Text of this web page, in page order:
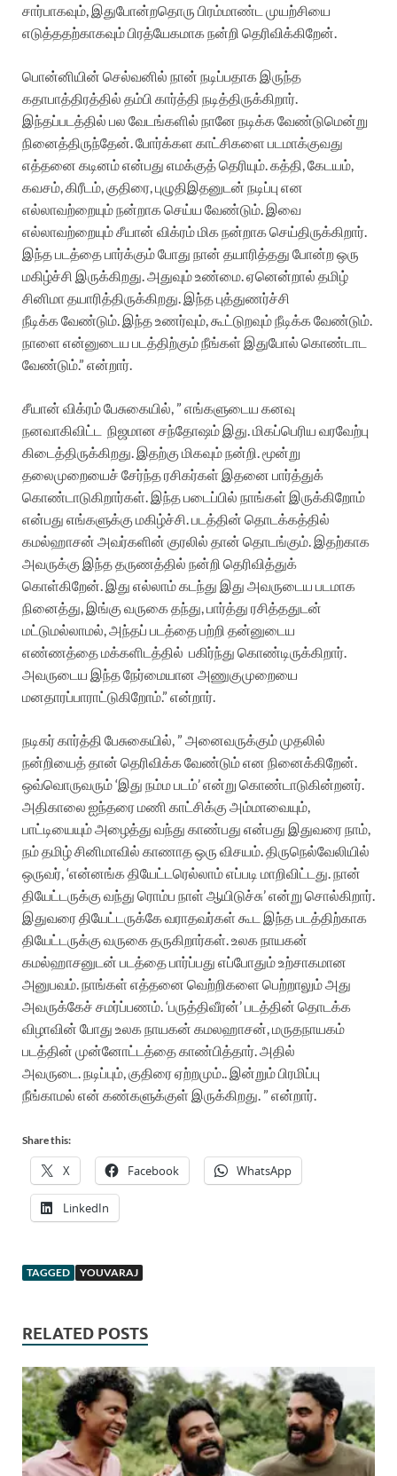
சார்பாகவும் இதுபோன்றதொரு பிரம்மாண்ட முயற்சியை
எடுத்ததற்காகவும்பிரத்யேகமாகநன்றி தெரிவிக்கிறேன்
பொன்னியின் செல்வனில் நான் நடிப்பதாக இருந்த
கதாபாத்திரத்தில் தம்பி கார்த்தி நடித்திருக்கிறார்
இந்தப்படத்தில் பல வேடங்களில் நானே நடிக்கவேண்டுமென்று
நினைத்திருந்தேன் போர்க்கள காட்சிகளை படமாக்குவது
எத்தனை கடினம்என்பது எமக்குத்தெரியும் கத்தி கேடயம்
கவசம் கிரீடம் குதிரை புழுதிஇதனுடன் நடிப்பு என
எல்லாவற்றையும்நன்றாகசெய்ய வேண்டும் இவை
எல்லாவற்றையும்சீயான் விக்ரம்மிகநன்றாகசெய்திருக்கிறார்
இந்தபடத்தைபார்க்கும்போது நான் தயாரித்தது போன்றஒரு
மகிழ்ச்சி இருக்கிறது அதுவும்உண்மை ஏனென்றால் தமிழ்
சினிமாதயாரித்திருக்கிறது இந்தபுத்துணர்ச்சி
நீடிக்கவேண்டும் இந்தஉணர்வும் கூட்டுறவும்நீடிக்கவேண்டும்
நாளை என்னுடைய படத்திற்கும்நீங்கள் இதுபோல் கொண்டாட
வேண்டும்.” என்றார்
சீயான் விக்ரம்பேசுகையில் , ” எங்களுடைய கனவு
நனவாகிவிட்ட
நிஜமான சந்தோஷம் இது மிகப்பெரிய வரவேற்பு
கிடைத்திருக்கிறது இதற்கு மிகவும்நன்றி மூன்று
தலைமுறையைச் சேர்ந்தரசிகர்கள் இதனை பார்த்துக்
கொண்டாடுகிறார்கள் இந்தபடைப்பில் நாங்கள் இருக்கிறோம்
என்பது எங்களுக்கு மகிழ்ச்சி படத்தின் தொடக்கத்தில்
கமல்ஹாசன் அவர்களின் குரலில் தான் தொடங்கும் இதற்காக
அவருக்கு இந்ததருணத்தில் நன்றி தெரிவித்துக்
கொள்கிறேன் இது எல்லாம்கடந்து இது அவருடைய படமாக
நினைத்து இங்கு வருகைதந்து பார்த்து ரசித்ததுடன்
மட்டுமல்லாமல் அந்தப் படத்தைபற்றி தன்னுடைய
எண்ணத்தைமக்களிடத்தில் பகிர்ந்து கொண்டிருக்கிறார்
அவருடைய இந்தநேர்மையான அணுகுமுறையை
மனதாரப்பாராட்டுகிறோம்.” என்றார்
நடிகர்கார்த்தி பேசுகையில் , ” அனைவருக்கும்முதலில்
நன்றியைத்தான் தெரிவிக்கவேண்டும்என நினைக்கிறேன்
ஒவ்வொருவரும்‘இது நம்மபடம்’என்று கொண்டாடுகின்றனர்
அதிகாலை ஐந்தரைமணி காட்சிக்கு அம்மாவையும்
பாட்டியையும்அழைத்து வந்து காண்பது என்பது இதுவரைநாம்
நம்தமிழ்சினிமாவில் காணாதஒரு விசயம் திருநெல்வேலியில்
ஒருவர் , ‘என்னங்கதியேட்டரெல்லாம்எப்படி மாறிவிட்டது நான்
தியேட்டருக்கு வந்து ரொம்ப நாள் ஆயிடுச்சு’என்று சொல்கிறார்
இதுவரைதியேட்டருக்கேவராதவர்கள் கூட இந்தபடத்திற்காக
தியேட்டருக்கு வருகைதருகிறார்கள் உலகநாயகன்
கமல்ஹாசனுடன் படத்தைபார்ப்பது எப்போதும்உற்சாகமான
அனுபவம் நாங்கள் எத்தனை வெற்றிகளை பெற்றாலும்அது
அவருக்கேச் சமர்ப்பணம் . ‘பருத்திவீரன்’படத்தின் தொடக்க
விழாவின் போது உலக நாயகன் கமலஹாசன் மருதநாயகம்
படத்தின் முன்னோட்டத்தைகாண்பித்தார் அதில்
அவருடை. நடிப்பும் குதிரைஏற்றமும் இன்றும்பிரமிப்பு
நீங்காமல் என் கண்களுக்குள் இருக்கிறது . ” என்றார்
Share this:
X Facebook WhatsApp
LinkedIn
TAGGED YOUVARAJ
RELATED POSTS